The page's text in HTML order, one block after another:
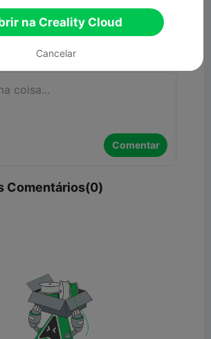
5 
Comentar
Comentários(0)
na Creality Cloud
Cancelar